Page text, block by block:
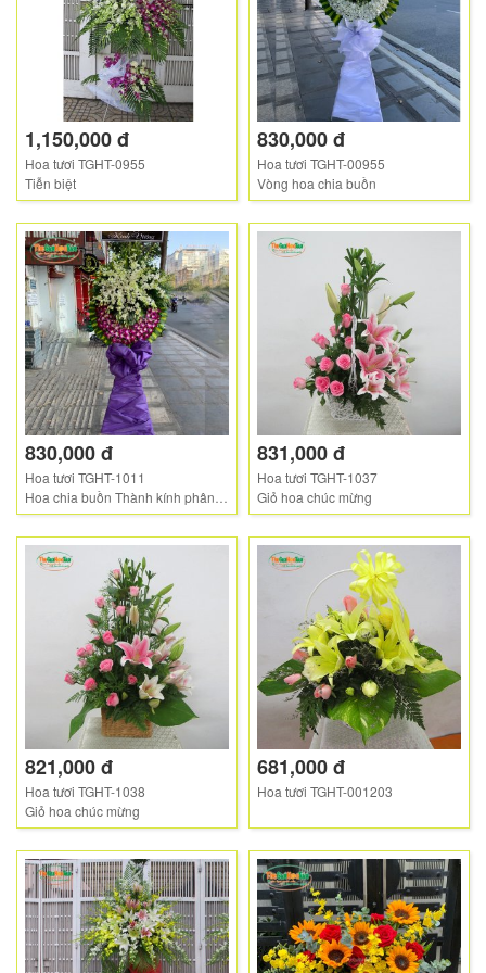
1,150,000 đ
Hoa tươi TGHT-0955
Tiễn biệt
830,000 đ
Hoa tươi TGHT-00955
Vòng hoa chia buồn
830,000 đ
Hoa tươi TGHT-1011
831,000 đ
Hoa tươi TGHT-1037
Giỏ hoa chúc mừng
821,000 đ
Hoa tươi TGHT-1038
Giỏ hoa chúc mừng
681,000 đ
Hoa tươi TGHT-001203